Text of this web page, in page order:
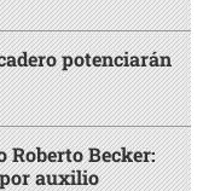
potenciarán
Roberto Becker:
auxilio